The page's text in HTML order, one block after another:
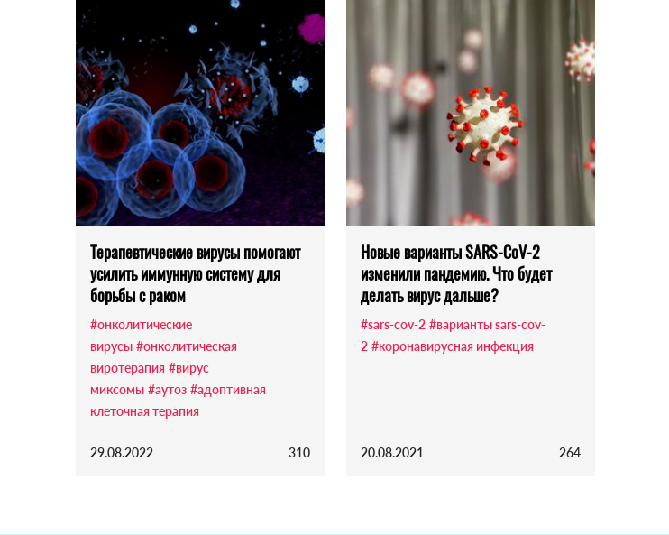
Терапевтические вирусы помогают
усилить иммунную систему для
борьбы с раком
#онколитические
вирусы #онколитическая
виротерапия #вирус
миксомы #аутоз #адоптивная
клеточная терапия
29.08.2022 310
Новые варианты SARS-CoV-2
изменили пандемию. Что будет
делать вирус дальше?
#sars-cov-2 #варианты sars-cov-
2 #коронавирусная инфекция
20.08.2021 264